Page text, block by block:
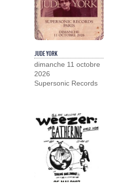
JUDE YORK
dimanche 11 octobre
2026
Supersonic Records